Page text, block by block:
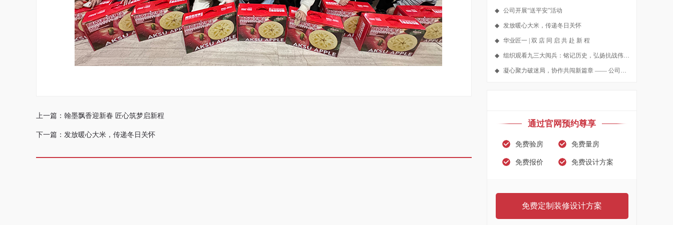
上一篇：翰墨飘香迎新春 匠心筑梦启新程
下一篇：发放暖心大米，传递冬日关怀
◆ 公司开展“送平安”活动
◆ 发放暖心大米，传递冬日关怀
◆ 华业匠一 | 双 店 同 启 共 赴 新 程
◆ 组织观看九三大阅兵：铭记历史，弘扬抗战伟大精神
◆ 凝心聚力破迷局，协作共闯新篇章 —— 公司团建密室逃脱活动圆满落幕​
通过官网预约尊享
免费验房 免费量房
免费报价 免费设计方案
免费定制装修设计方案